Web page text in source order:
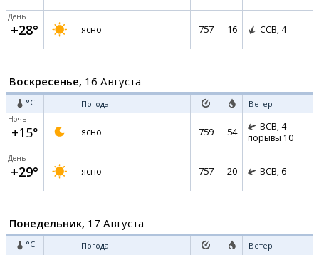
День
+28° ясно 757 16 ССВ, 4
Воскресенье, 16 Августа
°C Погода Ветер
Ночь
+15° ясно 759 54 ВСВ, 4
порывы 10
День
+29° ясно 757 20 ВСВ, 6
Понедельник, 17 Августа
°C Погода Ветер